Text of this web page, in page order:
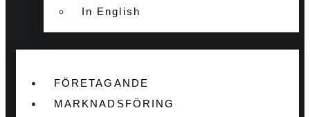
In English
FÖRETAGANDE
MARKNADSFÖRING